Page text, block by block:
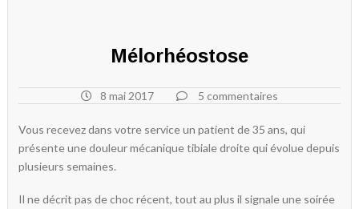
Mélorhéostose
8 mai 2017 5 commentaires
Vous recevez dans votre service un patient de 35 ans, qui
présente une douleur mécanique tibiale droite qui évolue depuis
plusieurs semaines.
Il ne décrit pas de choc récent, tout au plus il signale une soirée